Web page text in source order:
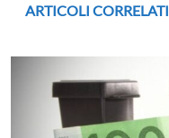
ARTICOLI CORRELATI